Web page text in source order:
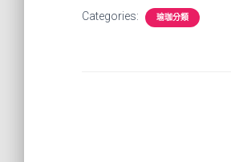
Categories: 瑜珈分類